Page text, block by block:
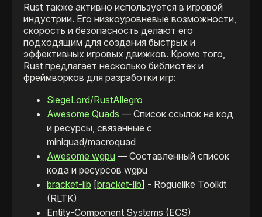
Rust также активно используется в игровой
индустрии. Его низкоуровневые возможности,
скорость и безопасность делают его
подходящим для создания быстрых и
эффективных игровых движков. Кроме того,
Rust предлагает несколько библиотек и
фреймворков для разработки игр:
SiegeLord/RustAllegro
Awesome Quads — Список ссылок на код
и ресурсы, связанные с
miniquad/macroquad
Awesome wgpu — Составленный список
кода и ресурсов wgpu
bracket-lib [bracket-lib] - Roguelike Toolkit
(RLTK)
Entity-Component Systems (ECS)